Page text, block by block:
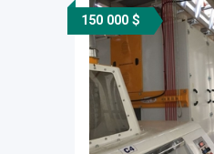
150 000 $